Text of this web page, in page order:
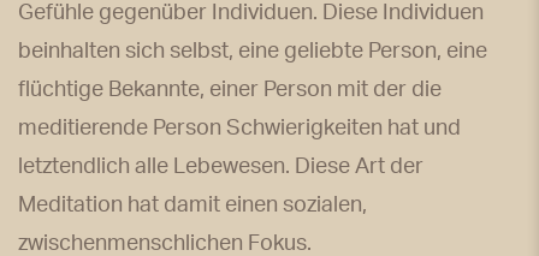
Gefühle gegenüber Individuen. Diese Individuen
beinhalten sich selbst, eine geliebte Person, eine
flüchtige Bekannte, einer Person mit der die
meditierende Person Schwierigkeiten hat und
letztendlich alle Lebewesen. Diese Art der
Meditation hat damit einen sozialen,
zwischenmenschlichen Fokus.